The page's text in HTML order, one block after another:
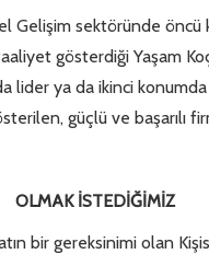
Gelişim sektöründe öncü
gösterdiği Yaşam
lider ya da ikinci
güçlü ve başarılı
OLMAK İSTEDİĞİMİZ
bir gereksinimi olan